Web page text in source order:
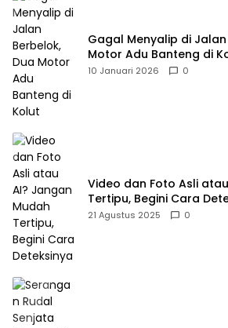
Gagal Menyalip di
Motor Adu Banteng di
10 Januari 2026 0
Video dan Foto Asli
Tertipu, Begini Cara
21 Agustus 2025 0